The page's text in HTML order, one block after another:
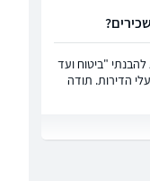
"ביטוח ועד
הדירות. תודה